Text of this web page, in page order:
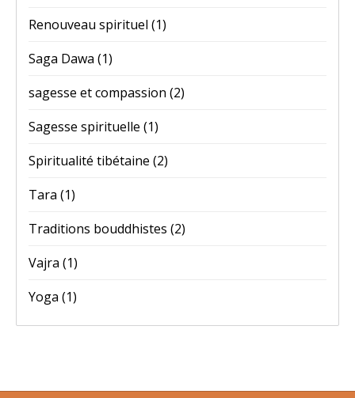
Renouveau spirituel (1)
Saga Dawa (1)
sagesse et compassion (2)
Sagesse spirituelle (1)
Spiritualité tibétaine (2)
Tara (1)
Traditions bouddhistes (2)
Vajra (1)
Yoga (1)